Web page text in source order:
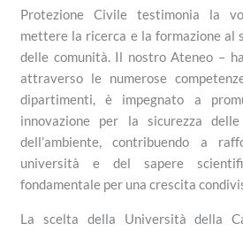
Protezione Civile testimonia la
mettere la ricerca e la formazione
delle comunità. Il nostro Ateneo –
attraverso le numerose
dipartimenti, è impegnato a
innovazione per la sicurezza
dell’ambiente, contribuendo a
università e del sapere
fondamentale per una crescita
La scelta della Università della